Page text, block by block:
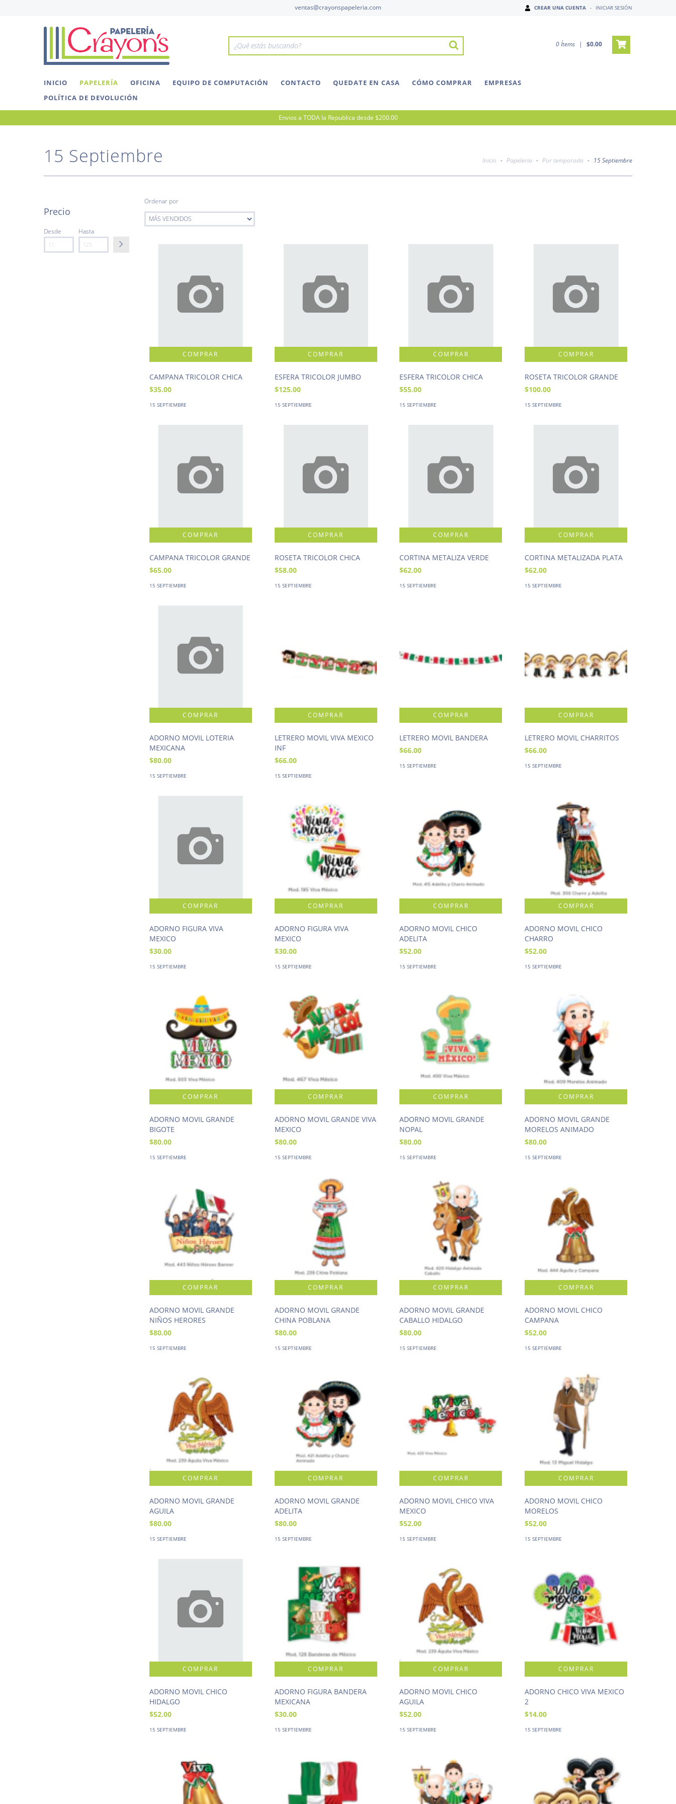
ventas@crayonspapeleria.com CREAR UNA CUENTA - INICIAR SESIÓN
0Ítems | $0.00
INICIO PAPELERÍA OFICINA EQUIPO DE COMPUTACIÓN CONTACTO QUEDATE EN CASA CÓMO COMPRAR
EMPRESAS
POLÍTICA DE DEVOLUCIÓN
Envios a TODA la Republica desde $200.00
15 Septiembre Inicio - Papeleria - Por temporada - 15 Septiembre
Precio
Desde Hasta
Ordenar por
CAMPANA TRICOLOR CHICA
$35.00
15 SEPTIEMBRE
ESFERA TRICOLOR JUMBO
$125.00
15 SEPTIEMBRE
ESFERA TRICOLOR CHICA
$55.00
15 SEPTIEMBRE
ROSETA TRICOLOR GRANDE
$100.00
15 SEPTIEMBRE
CAMPANA TRICOLOR GRANDE
$65.00
15 SEPTIEMBRE
ROSETA TRICOLOR CHICA
$58.00
15 SEPTIEMBRE
CORTINA METALIZA VERDE
$62.00
15 SEPTIEMBRE
CORTINA METALIZADA PLATA
$62.00
15 SEPTIEMBRE
ADORNO MOVIL LOTERIA
MEXICANA
$80.00
15 SEPTIEMBRE
LETRERO MOVIL VIVA MEXICO
INF
$66.00
15 SEPTIEMBRE
LETRERO MOVIL BANDERA
$66.00
15 SEPTIEMBRE
LETRERO MOVIL CHARRITOS
$66.00
15 SEPTIEMBRE
ADORNO FIGURA VIVA
MEXICO
$30.00
15 SEPTIEMBRE
ADORNO FIGURA VIVA
MEXICO
$30.00
15 SEPTIEMBRE
ADORNO MOVIL CHICO
ADELITA
$52.00
15 SEPTIEMBRE
ADORNO MOVIL CHICO
CHARRO
$52.00
15 SEPTIEMBRE
ADORNO MOVIL GRANDE
BIGOTE
$80.00
15 SEPTIEMBRE
ADORNO MOVIL GRANDE VIVA
MEXICO
$80.00
15 SEPTIEMBRE
ADORNO MOVIL GRANDE
NOPAL
$80.00
15 SEPTIEMBRE
ADORNO MOVIL GRANDE
MORELOS ANIMADO
$80.00
15 SEPTIEMBRE
ADORNO MOVIL GRANDE
NIÑOS HERORES
$80.00
15 SEPTIEMBRE
ADORNO MOVIL GRANDE
CHINA POBLANA
$80.00
15 SEPTIEMBRE
ADORNO MOVIL GRANDE
CABALLO HIDALGO
$80.00
15 SEPTIEMBRE
ADORNO MOVIL CHICO
CAMPANA
$52.00
15 SEPTIEMBRE
ADORNO MOVIL GRANDE
AGUILA
$80.00
15 SEPTIEMBRE
ADORNO MOVIL GRANDE
ADELITA
$80.00
15 SEPTIEMBRE
ADORNO MOVIL CHICO VIVA
MEXICO
$52.00
15 SEPTIEMBRE
ADORNO MOVIL CHICO
MORELOS
$52.00
15 SEPTIEMBRE
ADORNO MOVIL CHICO
HIDALGO
$52.00
15 SEPTIEMBRE
ADORNO FIGURA BANDERA
MEXICANA
$30.00
15 SEPTIEMBRE
ADORNO MOVIL CHICO
AGUILA
$52.00
15 SEPTIEMBRE
ADORNO CHICO VIVA MEXICO
2
$14.00
15 SEPTIEMBRE